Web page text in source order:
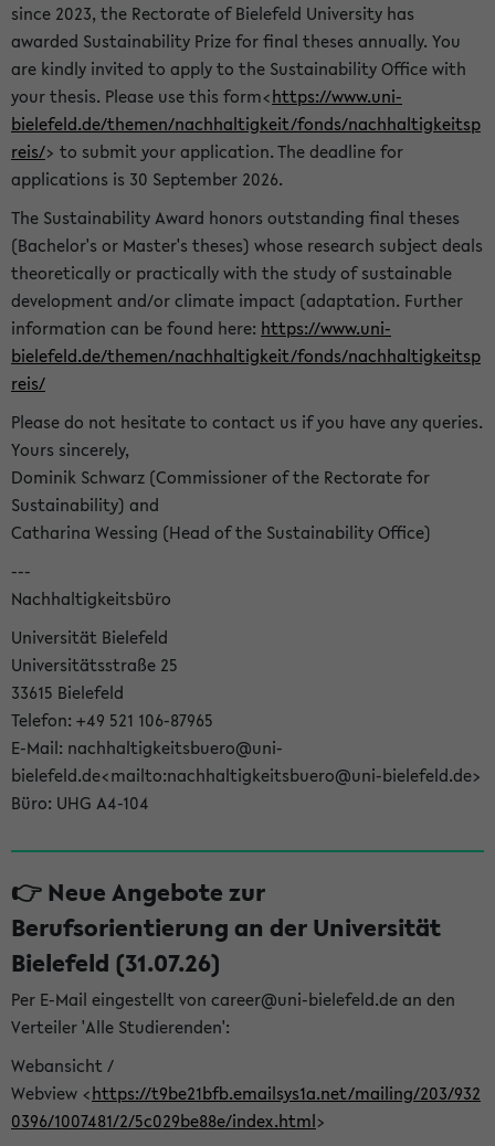
since 2023, the Rectorate of Bielefeld University has
awarded Sustainability Prize for final theses annually. You
are kindly invited to apply to the Sustainability Office with
your thesis. Please use this form<https://www.uni-
bielefeld.de/themen/nachhaltigkeit/fonds/nachhaltigkeitsp
reis/> to submit your application. The deadline for
applications is 30 September 2026.
The Sustainability Award honors outstanding final theses
(Bachelor's or Master's theses) whose research subject deals
theoretically or practically with the study of sustainable
development and/or climate impact (adaptation. Further
information can be found here: https://www.uni-
bielefeld.de/themen/nachhaltigkeit/fonds/nachhaltigkeitsp
reis/
Please do not hesitate to contact us if you have any queries.
Yours sincerely,
Dominik Schwarz (Commissioner of the Rectorate for
Sustainability) and
Catharina Wessing (Head of the Sustainability Office)
---
Nachhaltigkeitsbüro
Universität Bielefeld
Universitätsstraße 25
33615 Bielefeld
Telefon: +49 521 106-87965
E-Mail: nachhaltigkeitsbuero@uni-
bielefeld.de<mailto:nachhaltigkeitsbuero@uni-bielefeld.de>
Büro: UHG A4-104
👉 Neue Angebote zur
Berufsorientierung an der Universität
Bielefeld (31.07.26)
Per E-Mail eingestellt von career@uni-bielefeld.de an den
Verteiler 'Alle Studierenden':
Webansicht /
Webview <https://t9be21bfb.emailsys1a.net/mailing/203/932
0396/1007481/2/5c029be88e/index.html>